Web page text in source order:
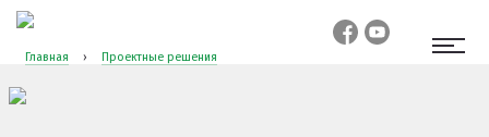
Главная › Проектные решения